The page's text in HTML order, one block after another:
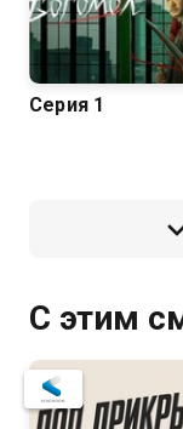
Серия 1
С этим